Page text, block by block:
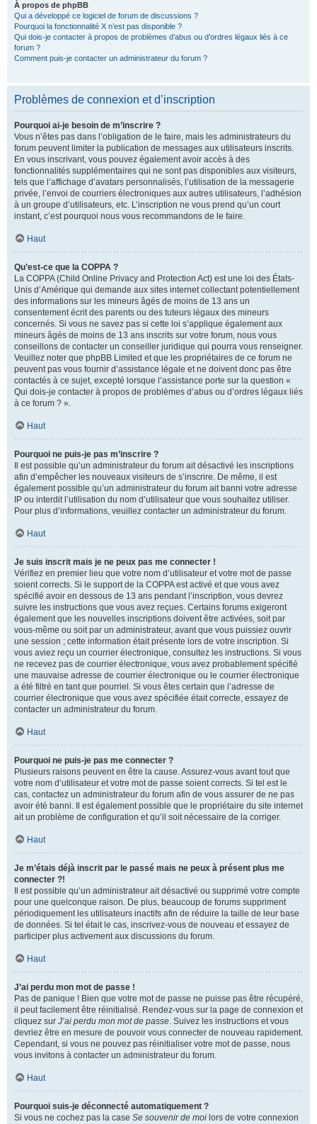
À propos de phpBB
Qui a développé ce logiciel de forum de discussions ?
Pourquoi la fonctionnalité X n’est pas disponible ?
Qui dois-je contacter à propos de problèmes d’abus ou d’ordres légaux liés à ce
forum ?
Comment puis-je contacter un administrateur du forum ?
Problèmes de connexion et d’inscription
Pourquoi ai-je besoin de m’inscrire ?
Vous n’êtes pas dans l’obligation de le faire, mais les administrateurs du
forum peuvent limiter la publication de messages aux utilisateurs inscrits.
En vous inscrivant, vous pouvez également avoir accès à des
fonctionnalités supplémentaires qui ne sont pas disponibles aux visiteurs,
tels que l’affichage d’avatars personnalisés, l’utilisation de la messagerie
privée, l’envoi de courriers électroniques aux autres utilisateurs, l’adhésion
à un groupe d’utilisateurs, etc. L’inscription ne vous prend qu’un court
instant, c’est pourquoi nous vous recommandons de le faire.
Haut
Qu’est-ce que la COPPA ?
La COPPA (Child Online Privacy and Protection Act) est une loi des États-
Unis d’Amérique qui demande aux sites internet collectant potentiellement
des informations sur les mineurs âgés de moins de 13 ans un
consentement écrit des parents ou des tuteurs légaux des mineurs
concernés. Si vous ne savez pas si cette loi s’applique également aux
mineurs âgés de moins de 13 ans inscrits sur votre forum, nous vous
conseillons de contacter un conseiller juridique qui pourra vous renseigner.
Veuillez noter que phpBB Limited et que les propriétaires de ce forum ne
peuvent pas vous fournir d’assistance légale et ne doivent donc pas être
contactés à ce sujet, excepté lorsque l’assistance porte sur la question «
Qui dois-je contacter à propos de problèmes d’abus ou d’ordres légaux liés
à ce forum ? ».
Haut
Pourquoi ne puis-je pas m’inscrire ?
Il est possible qu’un administrateur du forum ait désactivé les inscriptions
afin d’empêcher les nouveaux visiteurs de s’inscrire. De même, il est
également possible qu’un administrateur du forum ait banni votre adresse
IP ou interdit l’utilisation du nom d’utilisateur que vous souhaitez utiliser.
Pour plus d’informations, veuillez contacter un administrateur du forum.
Haut
Je suis inscrit mais je ne peux pas me connecter !
Vérifiez en premier lieu que votre nom d’utilisateur et votre mot de passe
soient corrects. Si le support de la COPPA est activé et que vous avez
spécifié avoir en dessous de 13 ans pendant l’inscription, vous devrez
suivre les instructions que vous avez reçues. Certains forums exigeront
également que les nouvelles inscriptions doivent être activées, soit par
vous-même ou soit par un administrateur, avant que vous puissiez ouvrir
une session ; cette information était présente lors de votre inscription. Si
vous aviez reçu un courrier électronique, consultez les instructions. Si vous
ne recevez pas de courrier électronique, vous avez probablement spécifié
une mauvaise adresse de courrier électronique ou le courrier électronique
a été filtré en tant que pourriel. Si vous êtes certain que l’adresse de
courrier électronique que vous avez spécifiée était correcte, essayez de
contacter un administrateur du forum.
Haut
Pourquoi ne puis-je pas me connecter ?
Plusieurs raisons peuvent en être la cause. Assurez-vous avant tout que
votre nom d’utilisateur et votre mot de passe soient corrects. Si tel est le
cas, contactez un administrateur du forum afin de vous assurer de ne pas
avoir été banni. Il est également possible que le propriétaire du site internet
ait un problème de configuration et qu’il soit nécessaire de la corriger.
Haut
Je m’étais déjà inscrit par le passé mais ne peux à présent plus me
connecter ?!
Il est possible qu’un administrateur ait désactivé ou supprimé votre compte
pour une quelconque raison. De plus, beaucoup de forums suppriment
périodiquement les utilisateurs inactifs afin de réduire la taille de leur base
de données. Si tel était le cas, inscrivez-vous de nouveau et essayez de
participer plus activement aux discussions du forum.
Haut
J’ai perdu mon mot de passe !
Pas de panique ! Bien que votre mot de passe ne puisse pas être récupéré,
il peut facilement être réinitialisé. Rendez-vous sur la page de connexion et
cliquez sur J’ai perdu mon mot de passe. Suivez les instructions et vous
devriez être en mesure de pouvoir vous connecter de nouveau rapidement.
Cependant, si vous ne pouvez pas réinitialiser votre mot de passe, nous
vous invitons à contacter un administrateur du forum.
Haut
Pourquoi suis-je déconnecté automatiquement ?
Si vous ne cochez pas la case Se souvenir de moi lors de votre connexion